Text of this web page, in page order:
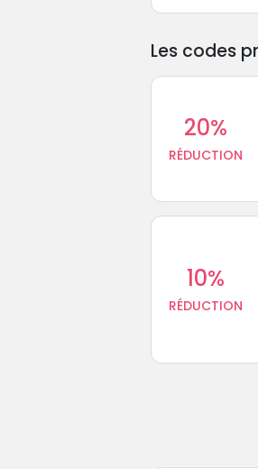
Les codes
20%
RÉDUCTION
10%
RÉDUCTION